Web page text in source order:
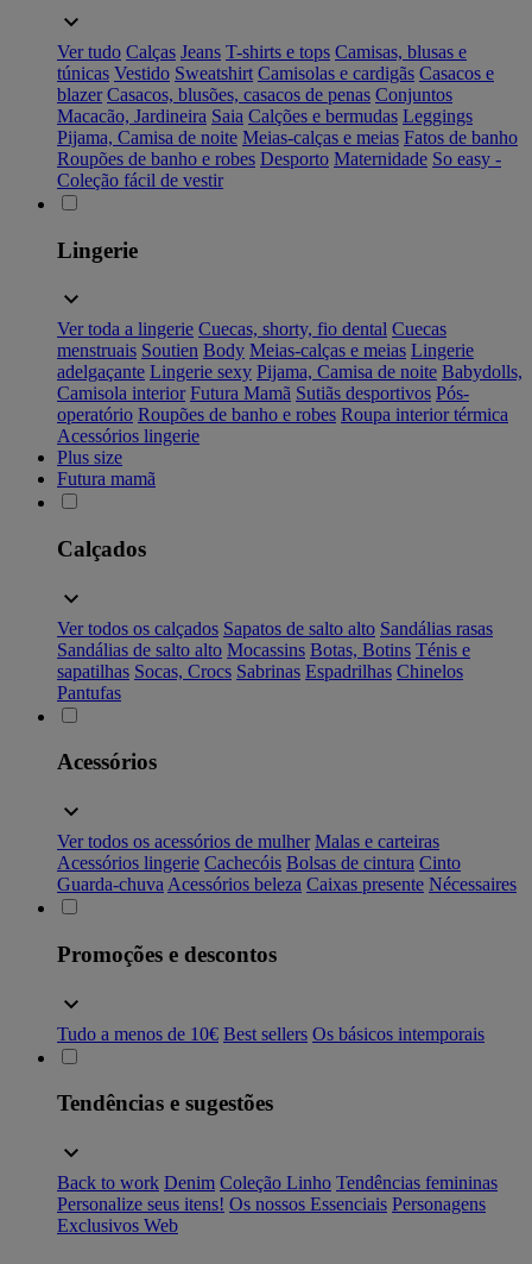
Ver tudo Calças Jeans T-shirts e tops Camisas, blusas e
túnicas Vestido Sweatshirt Camisolas e cardigãs Casacos e
blazer Casacos, blusões, casacos de penas Conjuntos
Macacão, Jardineira Saia Calções e bermudas Leggings
Pijama, Camisa de noite Meias-calças e meias Fatos de banho
Roupões de banho e robes Desporto Maternidade So easy -
Coleção fácil de vestir
Lingerie
Ver toda a lingerie Cuecas, shorty, fio dental Cuecas
menstruais Soutien Body Meias-calças e meias Lingerie
adelgaçante Lingerie sexy Pijama, Camisa de noite Babydolls,
Camisola interior Futura Mamã Sutiãs desportivos Pós-
operatório Roupões de banho e robes Roupa interior térmica
Acessórios lingerie
Plus size
Futura mamã
Calçados
Ver todos os calçados Sapatos de salto alto Sandálias rasas
Sandálias de salto alto Mocassins Botas, Botins Ténis e
sapatilhas Socas, Crocs Sabrinas Espadrilhas Chinelos
Pantufas
Acessórios
Ver todos os acessórios de mulher Malas e carteiras
Acessórios lingerie Cachecóis Bolsas de cintura Cinto
Guarda-chuva Acessórios beleza Caixas presente Nécessaires
Promoções e descontos
Tudo a menos de 10€ Best sellers Os básicos intemporais
Tendências e sugestões
Back to work Denim Coleção Linho Tendências femininas
Personalize seus itens! Os nossos Essenciais Personagens
Exclusivos Web